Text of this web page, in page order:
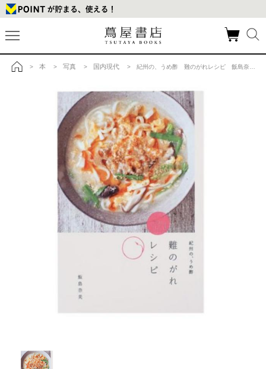
> 本 > 写真 > 国内現代 > 紀州の、うめ酢 難のがれレシピ 飯島奈美の商品詳細